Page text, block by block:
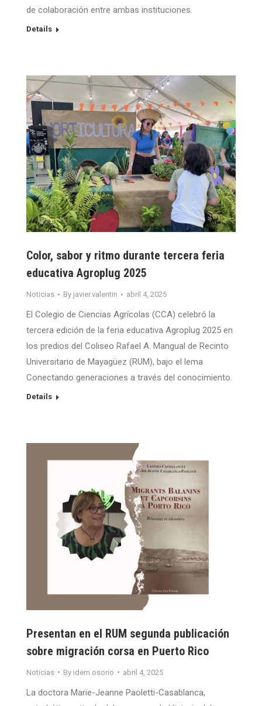
de colaboración entre ambas instituciones.
Details
Color, sabor y ritmo durante tercera feria
educativa Agroplug 2025
Noticias By javier.valentin abril 4, 2025
El Colegio de Ciencias Agrícolas (CCA) celebró la
tercera edición de la feria educativa Agroplug 2025 en
los predios del Coliseo Rafael A. Mangual de Recinto
Universitario de Mayagüez (RUM), bajo el lema
Conectando generaciones a través del conocimiento.
Details
Presentan en el RUM segunda publicación
sobre migración corsa en Puerto Rico
Noticias By idem.osorio abril 4, 2025
La doctora Marie-Jeanne Paoletti-Casablanca,